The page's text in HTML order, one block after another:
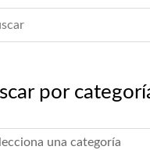
por